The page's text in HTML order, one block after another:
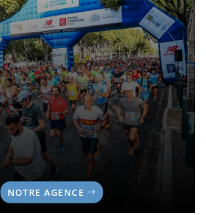
NOTRE AGENCE